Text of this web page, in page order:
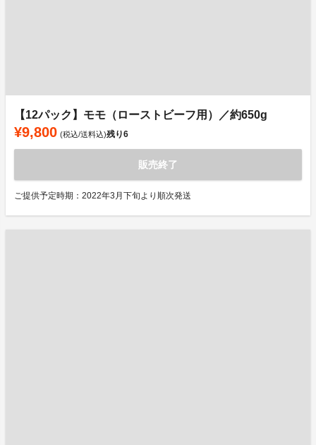
【12パック】モモ（ローストビーフ用）／約650g
¥9,800 (税込/送料込)残り6
販売終了
ご提供予定時期：2022年3月下旬より順次発送